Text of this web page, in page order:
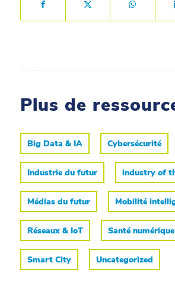
Plus de
Big Data & IA Cybersécurité
Industrie du futur industry of
Médias du futur Mobilité
Réseaux & IoT Santé numérique
Smart City Uncategorized